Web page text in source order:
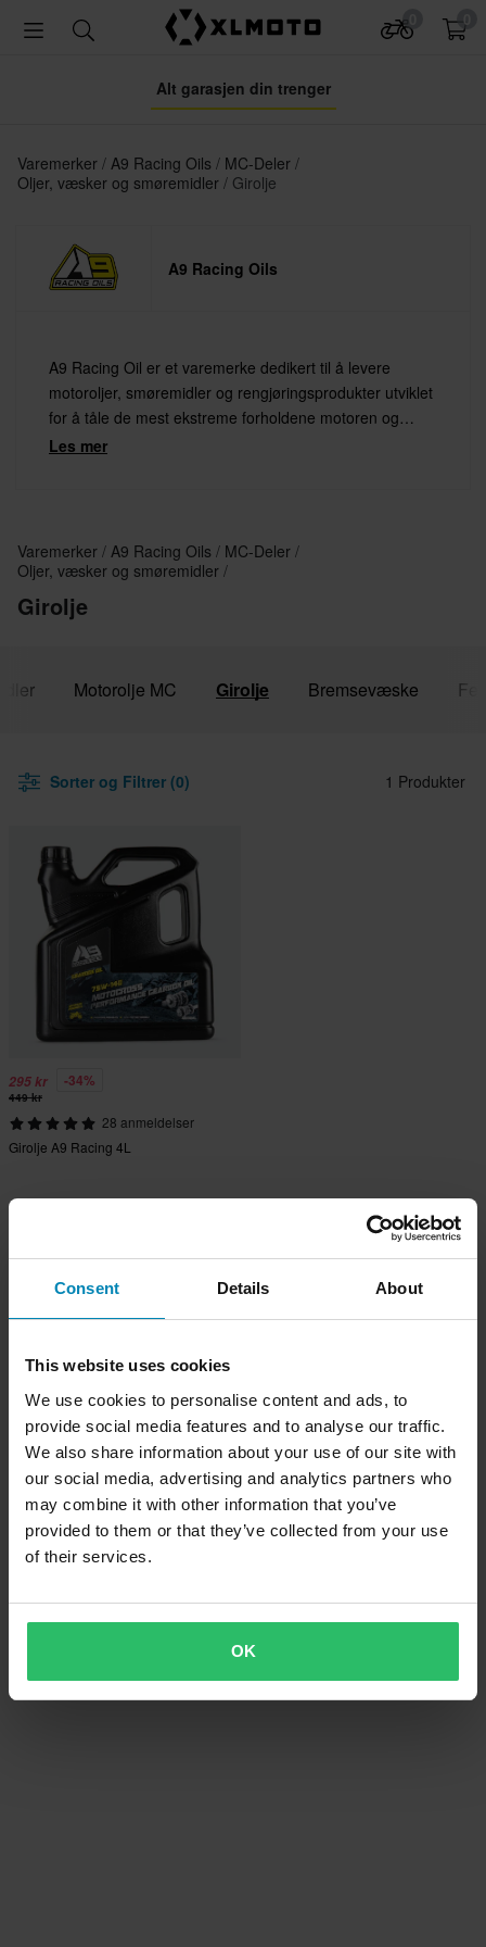
Consent Details About
This website uses cookies
We use cookies to personalise content and ads, to
provide social media features and to analyse our traffic.
We also share information about your use of our site with
our social media, advertising and analytics partners who
may combine it with other information that you’ve
provided to them or that they’ve collected from your use
of their services.
OK
Alt garasjen din trenger
Varemerker A9 Racing Oils
MC-Deler
Oljer, væsker og smøremidler
Girolje
A9 Racing Oils
A9 Racing Oil er et varemerke dedikert til å levere
motoroljer, smøremidler og rengjøringsprodukter utviklet
for å tåle de mest ekstreme forholdene motoren og
motorsykkelen din utsettes for.
Les mer
Varemerker A9 Racing Oils
MC-Deler
Oljer, væsker og smøremidler
Girolje
Motorolje MC Girolje Bremsevæske
Sorter og Filtrer (0) 1 Produkter
295 kr -34%
449 kr
28 anmeldelser
Girolje A9 Racing 4L